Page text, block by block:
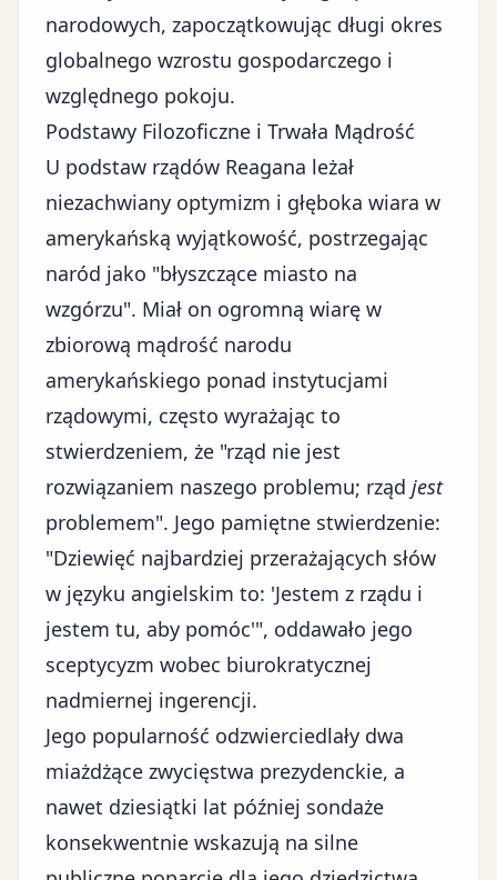
narodowych, zapoczątkowując długi okres
globalnego wzrostu gospodarczego i
względnego pokoju.
Podstawy Filozoficzne i Trwała Mądrość
U podstaw rządów Reagana leżał
niezachwiany optymizm i głęboka wiara w
amerykańską wyjątkowość, postrzegając
naród jako "błyszczące miasto na
wzgórzu". Miał on ogromną wiarę w
zbiorową mądrość narodu
amerykańskiego ponad instytucjami
rządowymi, często wyrażając to
stwierdzeniem, że "rząd nie jest
rozwiązaniem naszego problemu; rząd jest
problemem". Jego pamiętne stwierdzenie:
"Dziewięć najbardziej przerażających słów
w języku angielskim to: 'Jestem z rządu i
jestem tu, aby pomóc'", oddawało jego
sceptycyzm wobec biurokratycznej
nadmiernej ingerencji.
Jego popularność odzwierciedlały dwa
miażdżące zwycięstwa prezydenckie, a
nawet dziesiątki lat później sondaże
konsekwentnie wskazują na silne